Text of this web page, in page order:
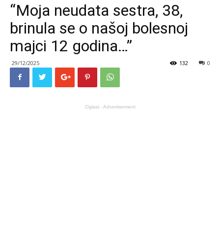
“Moja neudata sestra, 38,
brinula se o našoj bolesnoj
majci 12 godina…”
29/12/2025 0
132
Oglasi - Advertisement